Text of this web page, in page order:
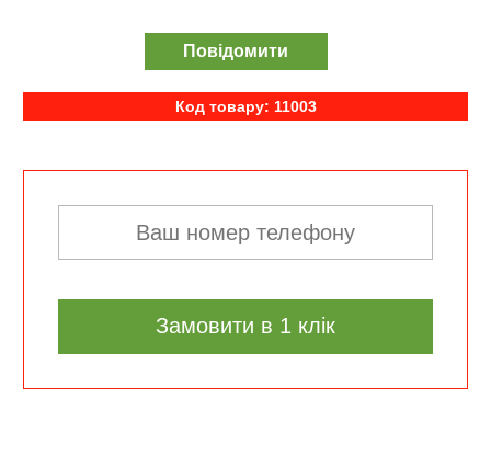
Повідомити
Код товару: 11003
Замовити в 1 клік